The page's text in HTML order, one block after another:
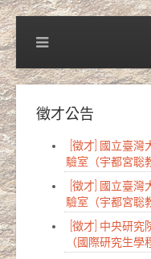
徵才公告
[徵才] 國立臺
驗室（宇都宮聡
[徵才] 國立臺
驗室（宇都宮聡
[徵才] 中央研究
（國際研究生學